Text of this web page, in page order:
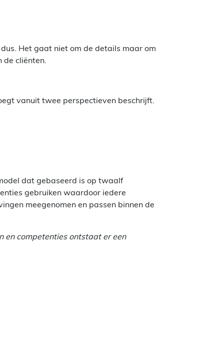
Het gaat niet om de details maar om
cliënten.
vanuit twee perspectieven beschrijft.
dat gebaseerd is op twaalf
gebruiken waardoor iedere
meegenomen en passen binnen de
en competenties ontstaat er een